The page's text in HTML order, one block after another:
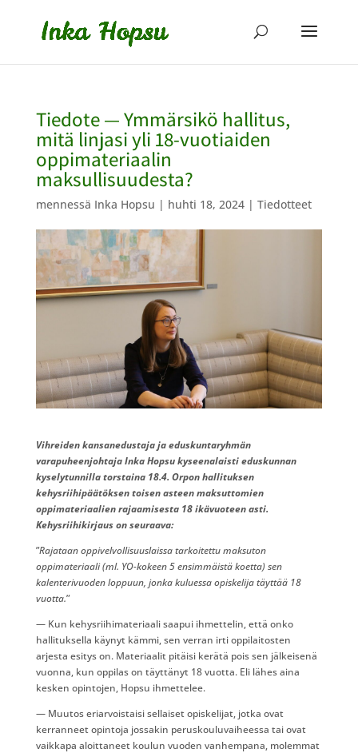
Tiedote — Ymmärsikö hallitus,
mitä linjasi yli 18-vuotiaiden
oppimateriaalin
maksullisuudesta?
mennessä Inka Hopsu | huhti 18, 2024| Tiedotteet
Vihreiden kansanedustaja ja eduskuntaryhmän
varapuheenjohtaja Inka Hopsu kyseenalaisti eduskunnan
kyselytunnilla torstaina 18.4. Orpon hallituksen
kehysriihipäätöksen toisen asteen maksuttomien
oppimateriaalien rajaamisesta 18 ikävuoteen asti.
Kehysriihikirjaus on seuraava:
”Rajataan oppivelvollisuuslaissa tarkoitettu maksuton
oppimateriaali (ml. YO-kokeen 5 ensimmäistä koetta) sen
kalenterivuoden loppuun, jonka kuluessa opiskelija täyttää 18
vuotta.”
— Kun kehysriihimateriaali saapui ihmettelin, että onko
hallituksella käynyt kämmi, sen verran irti oppilaitosten
arjesta esitys on. Materiaalit pitäisi kerätä pois sen jälkeisenä
vuonna, kun oppilas on täyttänyt 18 vuotta. Eli lähes aina
kesken opintojen, Hopsu ihmettelee.
— Muutos eriarvoistaisi sellaiset opiskelijat, jotka ovat
kerranneet opintoja jossakin peruskouluvaiheessa tai ovat
vaikkapa aloittaneet koulun vuoden vanhempana, molemmat